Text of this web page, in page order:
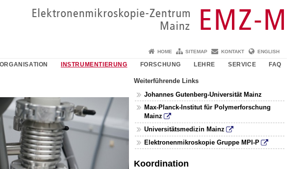
HOME SITEMAP KONTAKT ENGLISH
ORGANISATION INSTRUMENTIERUNG FORSCHUNG LEHRE SERVICE FAQ
Weiterführende Links
Johannes Gutenberg-Universität Mainz
Max-Planck-Institut für Polymerforschung
Mainz
Universitätsmedizin Mainz
Elektronenmikroskopie Gruppe MPI-P
Koordination